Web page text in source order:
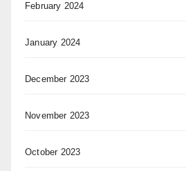
February 2024
January 2024
December 2023
November 2023
October 2023